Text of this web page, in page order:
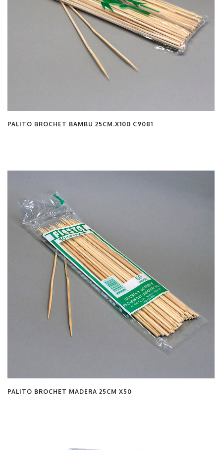
PALITO BROCHET BAMBU 25CM.X100 C9081
PALITO BROCHET MADERA 25CM X50